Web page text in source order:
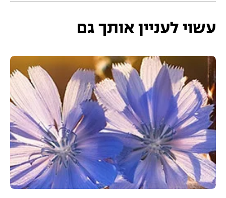
עשוי לעניין אותך גם